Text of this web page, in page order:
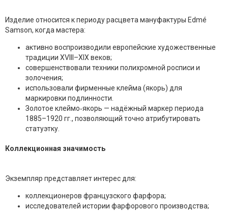
Изделие относится к периоду расцвета мануфактуры Edmé
Samson, когда мастера:
активно воспроизводили европейские художественные
традиции XVIII–XIX веков;
совершенствовали техники полихромной росписи и
золочения;
использовали фирменные клейма (якорь) для
маркировки подлинности.
Золотое клеймо‑якорь — надёжный маркер периода
1885–1920 гг., позволяющий точно атрибутировать
статуэтку.
Коллекционная значимость
Экземпляр представляет интерес для:
коллекционеров французского фарфора;
исследователей истории фарфорового производства;